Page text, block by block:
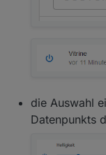
die Auswahl
Datenpunkts